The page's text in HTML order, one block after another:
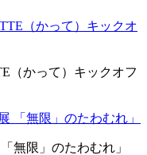
（かって）キックオフ
無限」のたわむれ」